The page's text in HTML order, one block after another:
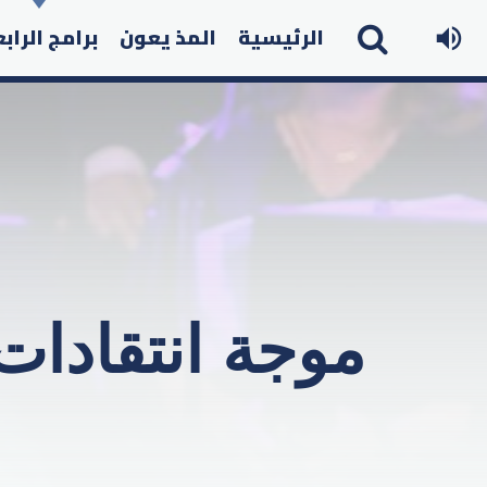
الرئيسية المذ يعون برامج
موجة